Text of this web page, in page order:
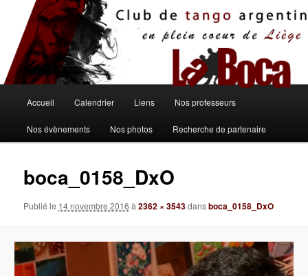
contenu
principal
principal
Accueil Calendrier Liens Nos professeurs
Nos évènements Nos photos Recherche de partenaire
boca_0158_DxO
Publié le 14 novembre 2016 à2362 × 3543dansboca_0158_DxO